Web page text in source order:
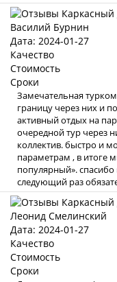
Василий Бурнин
Дата: 2024-01-27
Качество
Стоимость
Сроки
Замечательная
границу через них и
активный отдых на
очередной тур через
коллектив. быстро и
параметрам , в итоге
популярный».
следующий раз
Леонид Смелинский
Дата: 2024-01-27
Качество
Стоимость
Сроки